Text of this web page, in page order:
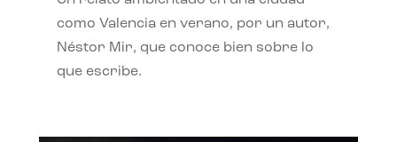
como Valencia en verano, por un autor,
Néstor Mir, que conoce bien sobre lo
que escribe.